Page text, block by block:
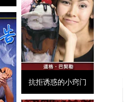
抗拒诱惑的小窍门